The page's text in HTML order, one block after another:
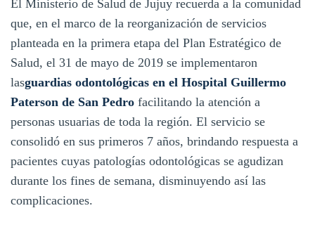
El Ministerio de Salud de Jujuy recuerda a la comunidad
que, en el marco de la reorganización de servicios
planteada en la primera etapa del Plan Estratégico de
Salud, el 31 de mayo de 2019 se implementaron
lasguardias odontológicas en el Hospital Guillermo
Paterson de San Pedro facilitando la atención a
personas usuarias de toda la región. El servicio se
consolidó en sus primeros 7 años, brindando respuesta a
pacientes cuyas patologías odontológicas se agudizan
durante los fines de semana, disminuyendo así las
complicaciones.